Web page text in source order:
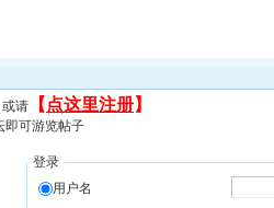
请 【 点这里注册】
即可游览帖子
登录
用户名